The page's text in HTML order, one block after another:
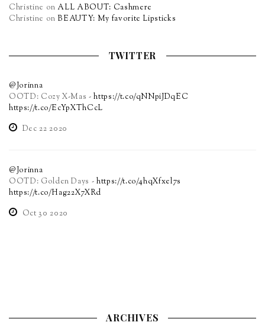
Christine on ALL ABOUT: Cashmere
Christine onBEAUTY: My favorite Lipsticks
TWITTER
@Jorinna
OOTD: Cozy X-Mas -https://t.co/qNNpiJDqEC
https://t.co/EcYpXThCcL
Dec 22 2020
@Jorinna
OOTD: Golden Days - https://t.co/4hqXfxel7s
https://t.co/Hag22X7XRd
Oct 30 2020
ARCHIVES